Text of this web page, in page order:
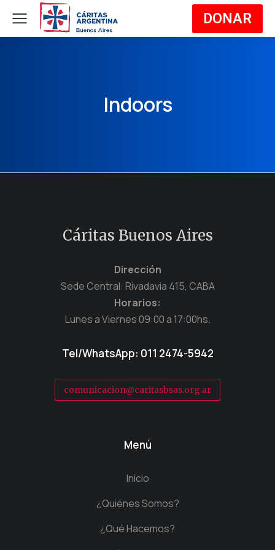
DONAR
Indoors
Cáritas Buenos Aires
Dirección
Sede Central: Rivadavia 415, CABA
Horarios:
Lunes a Viernes 09:00 a 17:00hs.
Tel/WhatsApp: 011 2474-5942
comunicacion@caritasbsas.org.ar
Menú
Inicio
¿Quiénes Somos?
¿Qué Hacemos?